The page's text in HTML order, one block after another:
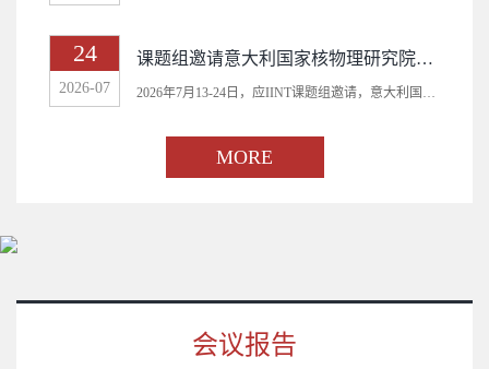
24
2026-07
课题组邀请意大利国家核物理研究院专家开设两门暑期国际课程
2026年7月13-24日，应IINT课题组邀请，意大利国家核物理研究院（INFN）Setareh Fatemi...
MORE
会议报告